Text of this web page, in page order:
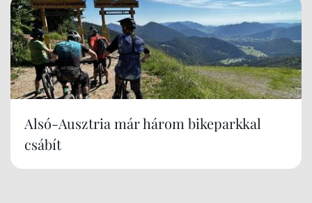
Alsó-Ausztria már három bikeparkkal
csábít